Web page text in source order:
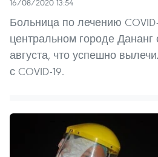
16/08/2020 13:54
Больница по лечению
центральном городе Дананг
августа, что успешно
с COVID-19.